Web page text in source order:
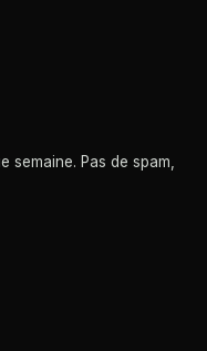
semaine. Pas de spam,